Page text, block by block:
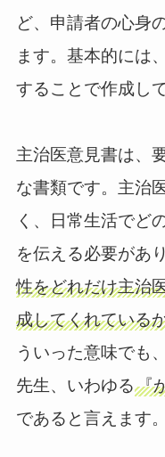
ど、申請者の心身
ます。基本的には
することで作成し
主治医意見書は、
な書類です。主治
く、日常生活でど
を伝える必要があ
性をどれだけ主治
成してくれている
ういった意味でも
先生、いわゆる『
であると言えます。